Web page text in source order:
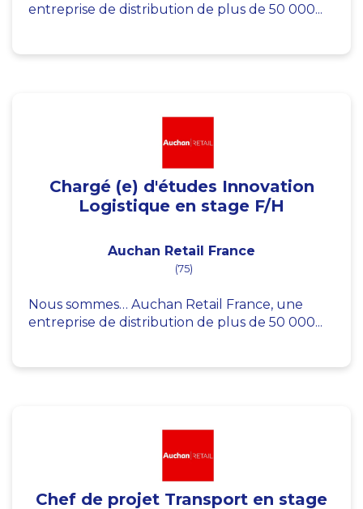
entreprise de distribution de plus de 50 000...
Chargé (e) d'études Innovation
Logistique en stage F/H
Auchan Retail France
(75)
Nous sommes… Auchan Retail France, une
entreprise de distribution de plus de 50 000...
Chef de projet Transport en stage